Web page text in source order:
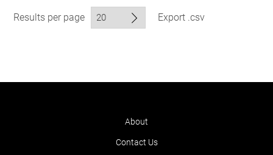
Results per page Export .csv
About
Contact Us